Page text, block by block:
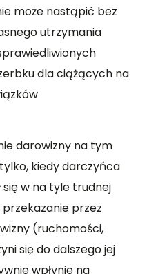
może nastąpić bez
utrzymania
dla ciążących na
darowizny na tym
kiedy darczyńca
się w na tyle trudnej
przez
(ruchomości,
się do dalszego jej
wpłynie na